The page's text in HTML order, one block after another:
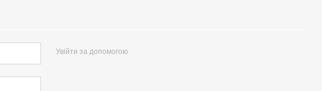
Увійти за допомогою